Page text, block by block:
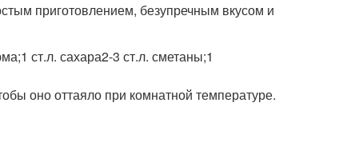
приготовлением, безупречным вкусом и
ст.л. сахара2-3 ст.л. сметаны;1
оно оттаяло при комнатной температуре.